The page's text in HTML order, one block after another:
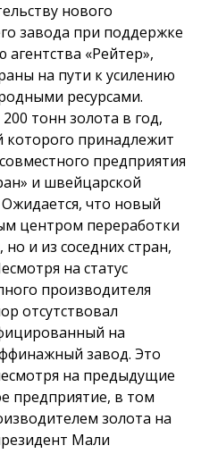
нового
завода при поддержке
«Рейтер»,
на пути к усилению
ресурсами.
тонн золота в год,
принадлежит
предприятия
и швейцарской
что новый
центром переработки
и из соседних стран,
на статус
производителя
отсутствовал
на
завод. Это
на предыдущие
предприятие, в том
золота на
Мали